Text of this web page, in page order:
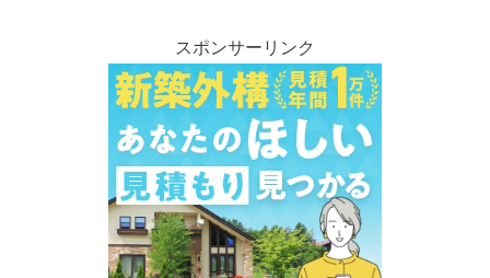
スポンサーリンク